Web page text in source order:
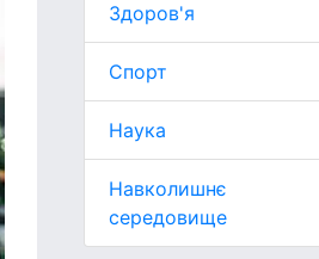
Здоров'я
Спорт
Наука
Навколишнє
середовище